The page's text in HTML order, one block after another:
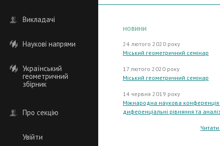
Викладачі
Наукові напрями
Український
геометричний
збірник
Про секцію
Увійти
НОВИНИ
24 лютого 2020 року
Міський геометричний семінар
17 лютого 2020 року
Міський геометричний семінар
14 червня 2019 року
Міжнародна наукова конференція
диференціальні рівняння та